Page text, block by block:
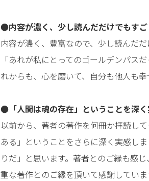
●内容が濃く、少し読んだだけでもす
内容が濃く、豊富なので、少し読んだ
「あれが私にとってのゴールデンパス
れからも、心を磨いて、自分も他人も
●「人間は魂の存在」ということを深
以前から、著者の著作を何冊か拝読し
ある」ということをさらに深く実感し
りだ」と思います。著者とのご縁も感
重な著作とのご縁を頂いて感謝していま